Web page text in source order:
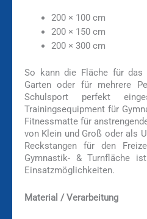
200 × 100 cm
200 × 150 cm
200 × 300 cm
So kann die Fläche für
Garten oder für mehrere
Schulsport perfekt
Trainingsequipment für
Fitnessmatte für
von Klein und Groß oder als
Reckstangen für den
Gymnastik- & Turnfläche
Einsatzmöglichkeiten.
Material / Verarbeitung